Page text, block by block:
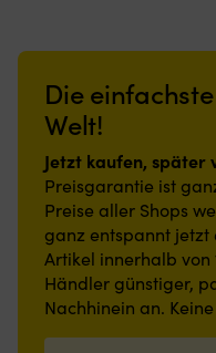
Die
Welt!
Jetzt kaufen, später
Preisgarantie ist
Preise aller Shops
ganz entspannt jetzt
Artikel innerhalb von
Händler günstiger,
Nachhinein an.